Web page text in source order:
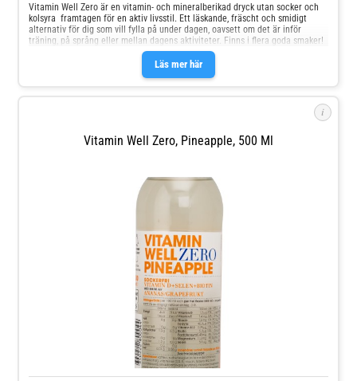
Läs mer här
Vitamin Well Zero är en vitamin- och mineralberikad dryck utan socker och
kolsyra  framtagen för en aktiv livsstil. Ett läskande, fräscht och smidigt
alternativ för dig som vill fylla på under dagen, oavsett om det är inför
träning, på språng eller mellan dagens aktiviteter. Finns i flera goda smaker!
i
Vitamin Well Zero, Pineapple, 500 Ml